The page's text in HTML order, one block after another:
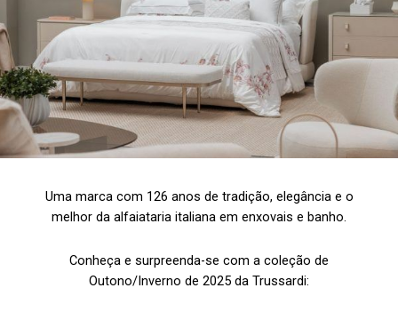
Uma marca com 126 anos de tradição, elegância e o
melhor da alfaiataria italiana em enxovais e banho.
Conheça e surpreenda-se com a coleção de
Outono/Inverno de 2025 da Trussardi: